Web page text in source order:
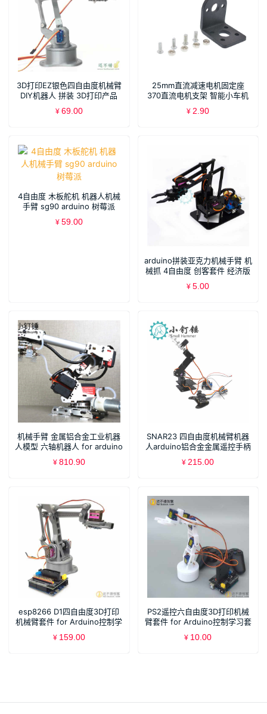
3D打印EZ银色四自由度机械臂
DIY机器人 拼装 3D打印产品
¥ 69.00
25mm直流减速电机固定座
370直流电机支架 智能小车机
¥ 2.90
4自由度 木板舵机 机器人机械
手臂 sg90 arduino 树莓派
¥ 59.00
arduino拼装亚克力机械手臂 机
械抓 4自由度 创客套件 经济版
¥ 5.00
机械手臂 金属铝合金工业机器
人模型 六轴机器人 for arduino
¥ 810.90
SNAR23 四自由度机械臂机器
人arduino铝合金金属遥控手柄
¥ 215.00
esp8266 D1四自由度3D打印
机械臂套件 for Arduino控制学
习套件DIY SNAM8000
¥ 159.00
PS2遥控六自由度3D打印机械
臂套件 for Arduino控制学习套
件DIY
¥ 10.00